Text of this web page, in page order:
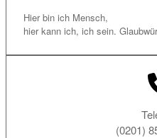
Hier bin ich Mensch,
hier kann ich, ich sein.
(0201)